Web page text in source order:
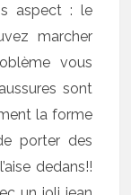
aspect : le
marcher
vous
sont
la forme
porter des
dedans!!